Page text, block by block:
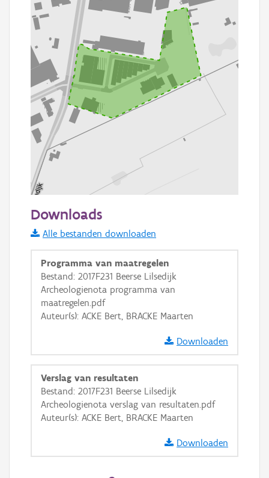
Informatie Vlaanderen
i
+ −
Basis Lagen
OSM-Basiskaart
Downloads
Alle bestanden downloaden
Programma van maatregelen
Bestand: 2017F231 Beerse Lilsedijk
Archeologienota programma van
maatregelen.pdf
Auteur(s): ACKE Bert, BRACKE Maarten
Downloaden
Verslag van resultaten
Bestand: 2017F231 Beerse Lilsedijk
Archeologienota verslag van resultaten.pdf
Auteur(s): ACKE Bert, BRACKE Maarten
Downloaden